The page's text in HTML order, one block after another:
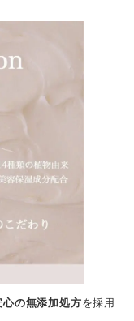
心の無添加処方を採用